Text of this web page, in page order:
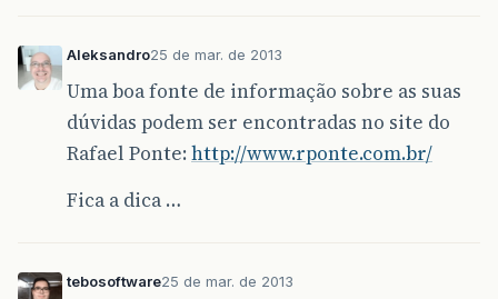
Aleksandro25 de mar. de 2013
Uma boa fonte de informação sobre as suas
dúvidas podem ser encontradas no site do
Rafael Ponte: http://www.rponte.com.br/
Fica a dica …
tebosoftware25 de mar. de 2013